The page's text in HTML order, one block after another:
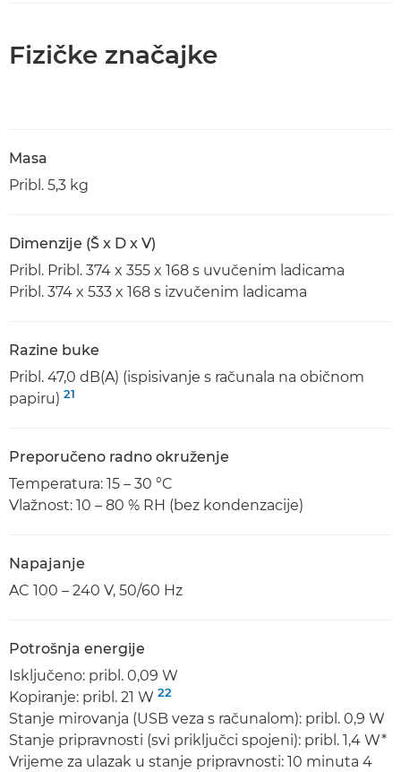
Fizičke značajke
Masa
Pribl. 5,3 kg
Dimenzije (Š x D x V)
Pribl. Pribl. 374 x 355 x 168 s uvučenim ladicama
Pribl. 374 x 533 x 168 s izvučenim ladicama
Razine buke
Pribl. 47,0 dB(A) (ispisivanje s računala na običnom
papiru) 21
Preporučeno radno okruženje
Temperatura: 15 – 30 °C
Vlažnost: 10 – 80 % RH (bez kondenzacije)
Napajanje
AC 100 – 240 V, 50/60 Hz
Potrošnja energije
Isključeno: pribl. 0,09 W
Kopiranje: pribl. 21 W 22
Stanje mirovanja (USB veza s računalom): pribl. 0,9 W
Stanje pripravnosti (svi priključci spojeni): pribl. 1,4 W*
Vrijeme za ulazak u stanje pripravnosti: 10 minuta 4